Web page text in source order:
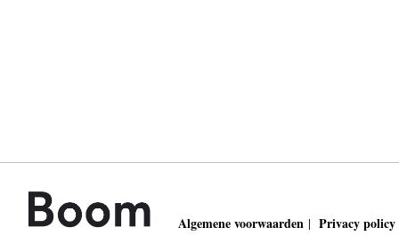
Algemene voorwaarden | Privacy policy